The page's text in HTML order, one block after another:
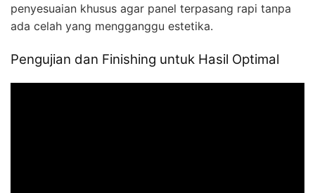
penyesuaian khusus agar panel terpasang rapi tanpa
ada celah yang mengganggu estetika.
Pengujian dan Finishing untuk Hasil Optimal